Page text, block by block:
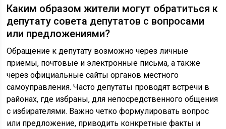
Каким образом жители могут обратиться к
депутату совета депутатов с вопросами
или предложениями?
Обращение к депутату возможно через личные
приемы, почтовые и электронные письма, а также
через официальные сайты органов местного
самоуправления. Часто депутаты проводят встречи в
районах, где избраны, для непосредственного общения
с избирателями. Важно четко формулировать вопрос
или предложение, приводить конкретные факты и